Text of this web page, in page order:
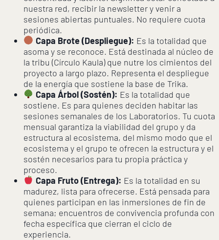
nuestra red, recibir la newsletter y venir a
sesiones abiertas puntuales. No requiere cuota
periódica.
Capa Brote (Despliegue): Es la totalidad que
asoma y se reconoce. Está destinada al núcleo de
la tribu (Círculo Kaula) que nutre los cimientos del
proyecto a largo plazo. Representa el despliegue
de la energía que sostiene la base de Trika.
Capa Árbol (Sostén): Es la totalidad que
sostiene. Es para quienes deciden habitar las
sesiones semanales de los Laboratorios. Tu cuota
mensual garantiza la viabilidad del grupo y da
estructura al ecosistema, del mismo modo que el
ecosistema y el grupo te ofrecen la estructura y el
sostén necesarios para tu propia práctica y
proceso.
Capa Fruto (Entrega): Es la totalidad en su
madurez, lista para ofrecerse. Está pensada para
quienes participan en las inmersiones de fin de
semana; encuentros de convivencia profunda con
fecha específica que cierran el ciclo de
experiencia.